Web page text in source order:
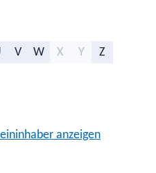
V W X Y Z
anzeigen